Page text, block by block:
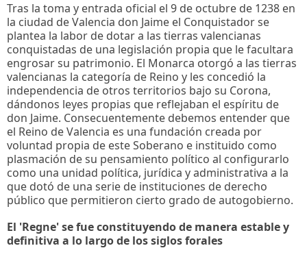
Tras la toma y entrada oficial el 9 de octubre de 1238 en
la ciudad de Valencia don Jaime el Conquistador se
plantea la labor de dotar a las tierras valencianas
conquistadas de una legislación propia que le facultara
engrosar su patrimonio. El Monarca otorgó a las tierras
valencianas la categoría de Reino y les concedió la
independencia de otros territorios bajo su Corona,
dándonos leyes propias que reflejaban el espíritu de
don Jaime. Consecuentemente debemos entender que
el Reino de Valencia es una fundación creada por
voluntad propia de este Soberano e instituido como
plasmación de su pensamiento político al configurarlo
como una unidad política, jurídica y administrativa a la
que dotó de una serie de instituciones de derecho
público que permitieron cierto grado de autogobierno.
El 'Regne' se fue constituyendo de manera estable y
definitiva a lo largo de los siglos forales